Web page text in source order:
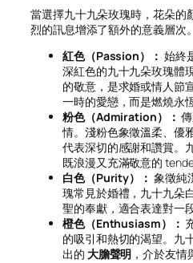
當選擇九十九朵玫瑰時，花朵的
烈的訊息增添了額外的意義層次。
紅色（Passion）： 始終
深紅色的九十九朵玫瑰體
的敬意，是求婚或情人節
一時的愛戀，而是燃燒永
粉色（Admiration）：
情。淺粉色象徵溫柔、優
代表深切的感謝和讚賞。
既浪漫又充滿敬意的
白色（Purity）： 象徵純
瑰常見於婚禮，九十九朵
聖的奉獻，適合表達對一
橙色（Enthusiasm）：
的吸引和熱切的渴望。九
出的 大膽聲明 ，介於友情